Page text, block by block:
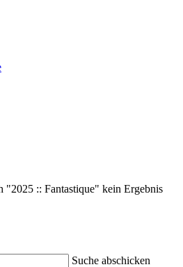
"2025 :: Fantastique" kein Ergebnis
Suche abschicken